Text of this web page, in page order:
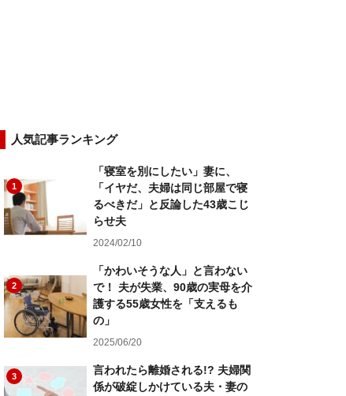
人気記事ランキング
1
「寝室を別にしたい」妻に、
「イヤだ、夫婦は同じ部屋で寝
るべきだ」と反論した43歳こじ
らせ夫
2024/02/10
2
「かわいそうな人」と言わない
で！ 夫が失業、90歳の実母を介
護する55歳女性を「支えるも
の」
2025/06/20
3
言われたら離婚される!? 夫婦関
係が破綻しかけている夫・妻の